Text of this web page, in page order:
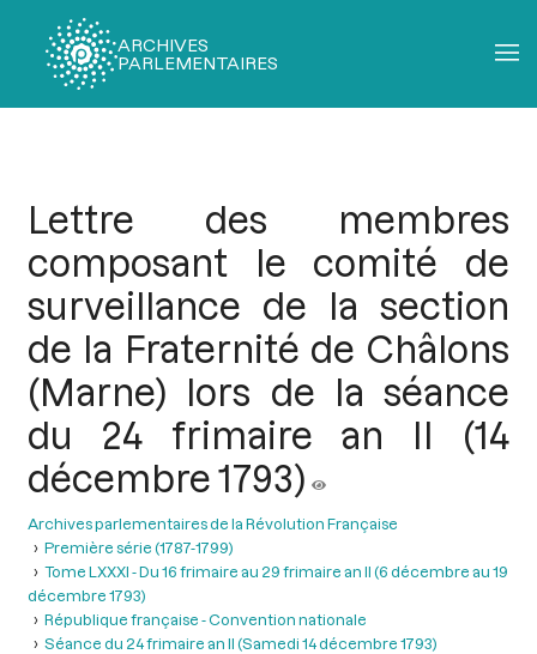
ARCHIVES
PARLEMENTAIRES
Lettre des membres
composant le comité de
surveillance de la section
de la Fraternité de Châlons
(Marne) lors de la séance
du 24 frimaire an II (14
décembre 1793)
Archives parlementaires de la Révolution Française
Première série (1787-1799)
Tome LXXXI - Du 16 frimaire au 29 frimaire an II (6 décembre au 19
décembre 1793)
République française - Convention nationale
Séance du 24 frimaire an II (Samedi 14 décembre 1793)